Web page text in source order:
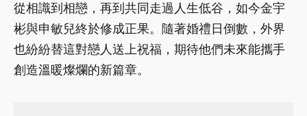
從相識到相戀，再到共同走過人生低谷，如今金宇
彬與申敏兒終於修成正果。隨著婚禮日倒數，外界
也紛紛替這對戀人送上祝福，期待他們未來能攜手
創造溫暖燦爛的新篇章。